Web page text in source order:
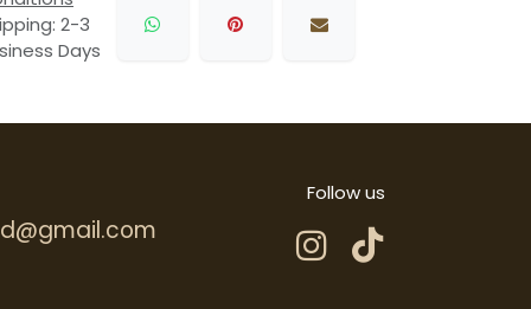
2-3
Days
Follow us